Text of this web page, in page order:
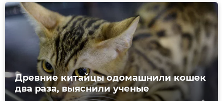
Древние китайцы одомашнили кошек
два раза, выяснили ученые